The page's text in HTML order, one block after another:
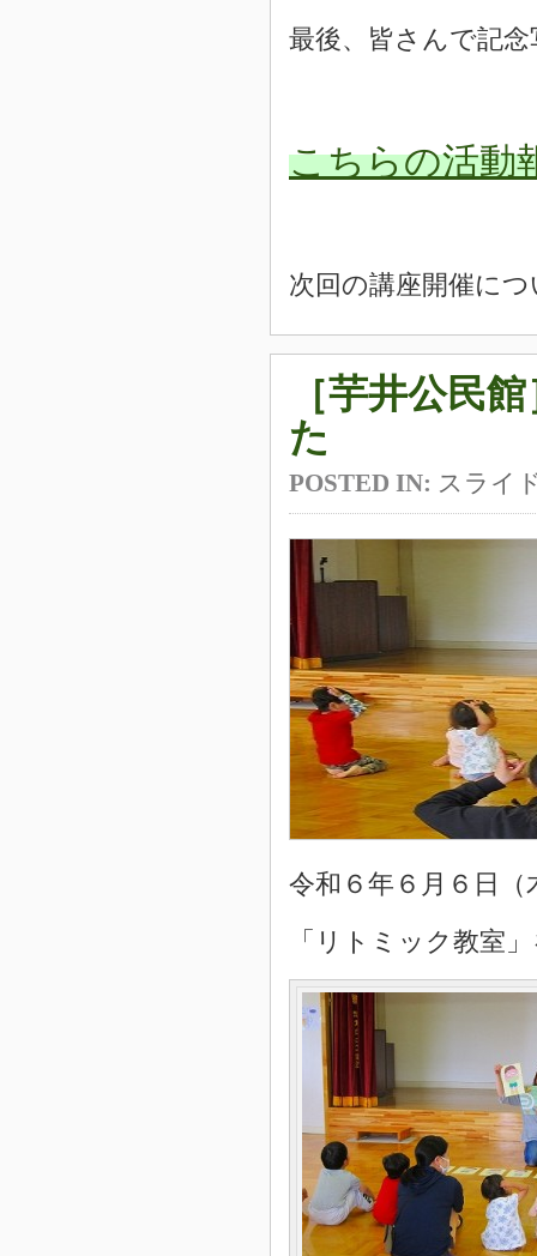
最後、皆さんで記
こちらの活動
次回の講座開催に
［芋井公民
た
POSTED IN: スライ
令和６年６月６日
「リトミック教室